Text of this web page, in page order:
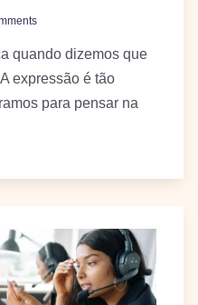
quando dizemos que
expressão é tão
para pensar na